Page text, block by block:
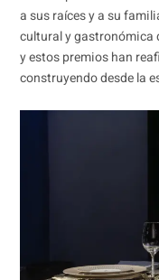
a sus raíces y a su
cultural y gastronómica
y estos premios han
construyendo desde la